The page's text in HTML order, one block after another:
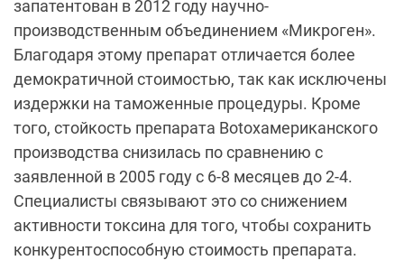
запатентован в 2012 году научно-
производственным объединением «Микроген».
Благодаря этому препарат отличается более
демократичной стоимостью, так как исключены
издержки на таможенные процедуры. Кроме
того, стойкость препарата Botoxамериканского
производства снизилась по сравнению с
заявленной в 2005 году с 6-8 месяцев до 2-4.
Специалисты связывают это со снижением
активности токсина для того, чтобы сохранить
конкурентоспособную стоимость препарата.